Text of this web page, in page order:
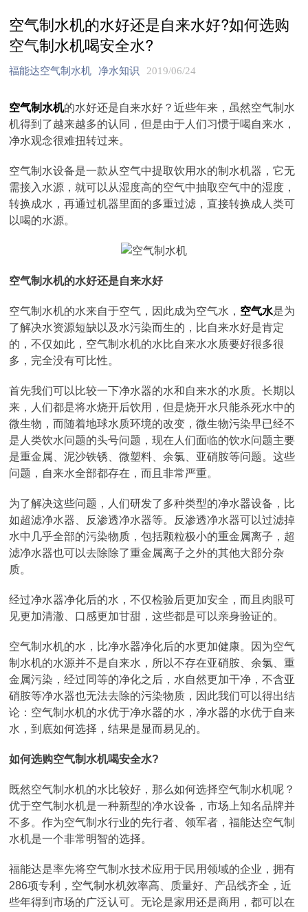
空气制水机的水好还是自来水好?如何选购
空气制水机喝安全水?
福能达空气制水机 净水知识 2019/06/24
空气制水机的水好还是自来水好？近些年来，虽然空气制水
机得到了越来越多的认同，但是由于人们习惯于喝自来水，
净水观念很难扭转过来。
空气制水设备是一款从空气中提取饮用水的制水机器，它无
需接入水源，就可以从湿度高的空气中抽取空气中的湿度，
转换成水，再通过机器里面的多重过滤，直接转换成人类可
以喝的水源。
空气制水机的水好还是自来水好
空气制水机的水来自于空气，因此成为空气水， 空气水是为
了解决水资源短缺以及水污染而生的，比自来水好是肯定
的，不仅如此，空气制水机的水比自来水水质要好很多很
多，完全没有可比性。
首先我们可以比较一下净水器的水和自来水的水质。长期以
来，人们都是将水烧开后饮用，但是烧开水只能杀死水中的
微生物，而随着地球水质环境的改变，微生物污染早已经不
是人类饮水问题的头号问题，现在人们面临的饮水问题主要
是重金属、泥沙铁锈、微塑料、余氯、亚硝胺等问题。这些
问题，自来水全部都存在，而且非常严重。
为了解决这些问题，人们研发了多种类型的净水器设备，比
如超滤净水器、反渗透净水器等。反渗透净水器可以过滤掉
水中几乎全部的污染物质，包括颗粒极小的重金属离子，超
滤净水器也可以去除除了重金属离子之外的其他大部分杂
质。
经过净水器净化后的水，不仅检验后更加安全，而且肉眼可
见更加清澈、口感更加甘甜，这些都是可以亲身验证的。
空气制水机的水，比净水器净化后的水更加健康。因为空气
制水机的水源并不是自来水，所以不存在亚硝胺、余氯、重
金属污染，经过同等的净化之后，水自然更加干净，不含亚
硝胺等净水器也无法去除的污染物质，因此我们可以得出结
论：空气制水机的水优于净水器的水，净水器的水优于自来
水，到底如何选择，结果是显而易见的。
如何选购空气制水机喝安全水?
既然空气制水机的水比较好，那么如何选择空气制水机呢？
优于空气制水机是一种新型的净水设备，市场上知名品牌并
不多。作为空气制水行业的先行者、领军者，福能达空气制
水机是一个非常明智的选择。
福能达是率先将空气制水技术应用于民用领域的企业，拥有
286项专利，空气制水机效率高、质量好、产品线齐全，近
些年得到市场的广泛认可。无论是家用还是商用，都可以在